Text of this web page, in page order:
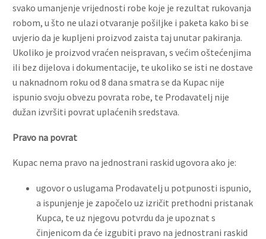
svako umanjenje vrijednosti robe koje je rezultat rukovanja
robom, u što ne ulazi otvaranje pošiljke i paketa kako bi se
uvjerio da je kupljeni proizvod zaista taj unutar pakiranja.
Ukoliko je proizvod vraćen neispravan, s većim oštećenjima
ili bez dijelova i dokumentacije, te ukoliko se isti ne dostave
u naknadnom roku od 8 dana smatra se da Kupac nije
ispunio svoju obvezu povrata robe, te Prodavatelj nije
dužan izvršiti povrat uplaćenih sredstava.
Pravo na povrat
Kupac nema pravo na jednostrani raskid ugovora ako je:
ugovor o uslugama Prodavatelj u potpunosti ispunio,
a ispunjenje je započelo uz izričit prethodni pristanak
Kupca, te uz njegovu potvrdu da je upoznat s
činjenicom da će izgubiti pravo na jednostrani raskid